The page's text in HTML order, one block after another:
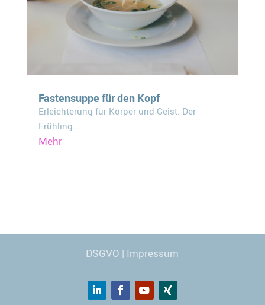
Fastensuppe für den Kopf
Erleichterung für Körper und Geist. Der
Frühling...
Mehr
DSGVO | Impressum